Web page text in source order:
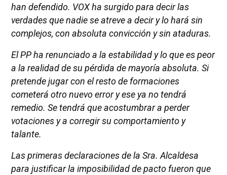
han defendido. VOX ha surgido para decir las
verdades que nadie se atreve a decir y lo hará sin
complejos, con absoluta convicción y sin ataduras.
El PP ha renunciado a la estabilidad y lo que es peor
a la realidad de su pérdida de mayoría absoluta. Si
pretende jugar con el resto de formaciones
cometerá otro nuevo error y ese ya no tendrá
remedio. Se tendrá que acostumbrar a perder
votaciones y a corregir su comportamiento y
talante.
Las primeras declaraciones de la Sra. Alcaldesa
para justificar la imposibilidad de pacto fueron que